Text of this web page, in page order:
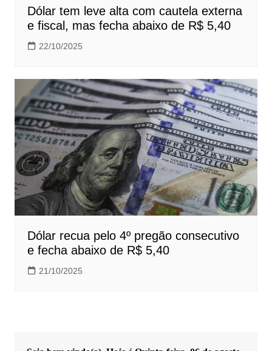
Dólar tem leve alta com cautela externa
e fiscal, mas fecha abaixo de R$ 5,40
22/10/2025
Dólar recua pelo 4º pregão consecutivo
e fecha abaixo de R$ 5,40
21/10/2025